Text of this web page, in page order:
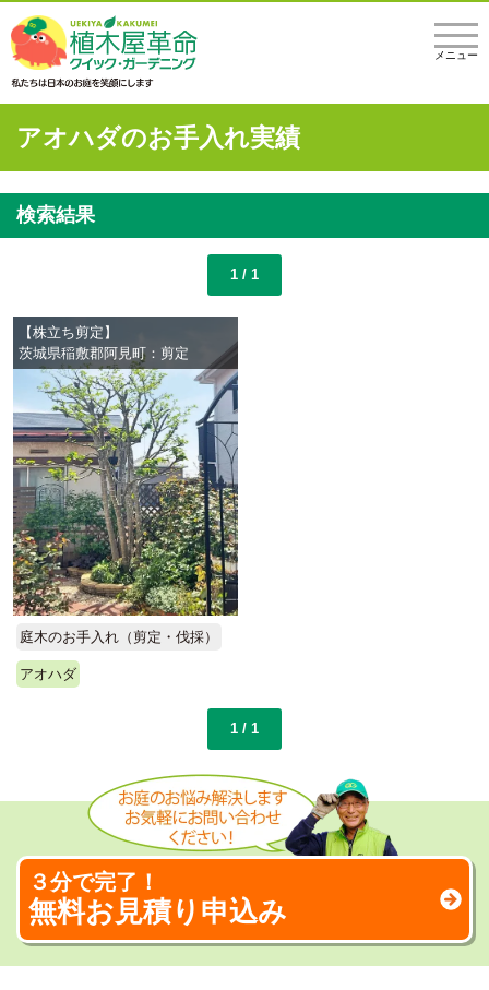
メニュー
アオハダのお手入れ実績
検索結果
1 / 1
【株立ち剪定】
茨城県稲敷郡阿見町：剪定
庭木のお手入れ（剪定・伐採）
アオハダ
1 / 1
３分で完了！
無料お見積り申込み